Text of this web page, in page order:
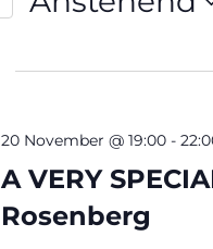
A VERY
Rosenberg
20 November @ 19:00-